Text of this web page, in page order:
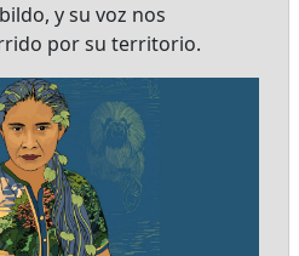
y su voz nos
por su territorio.